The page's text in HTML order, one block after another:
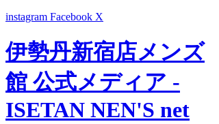
instagram Facebook X
伊勢丹新宿店メンズ
館 公式メディア -
ISETAN NEN'S net